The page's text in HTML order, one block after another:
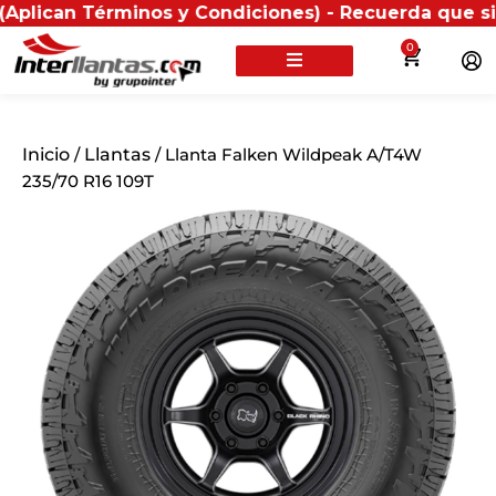
Términos y Condiciones) - Recuerda que si
0
Inicio / Llantas / Llanta Falken Wildpeak A/T4W
235/70 R16 109T